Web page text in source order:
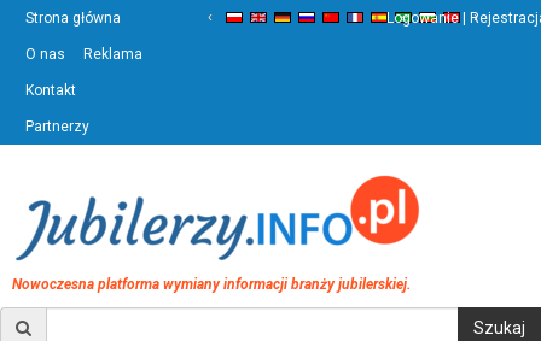
Strona główna
O nas Reklama
Kontakt
Partnerzy
‹ ›
Logowanie |
Nowoczesna platforma wymiany informacji branży jubilerskiej.